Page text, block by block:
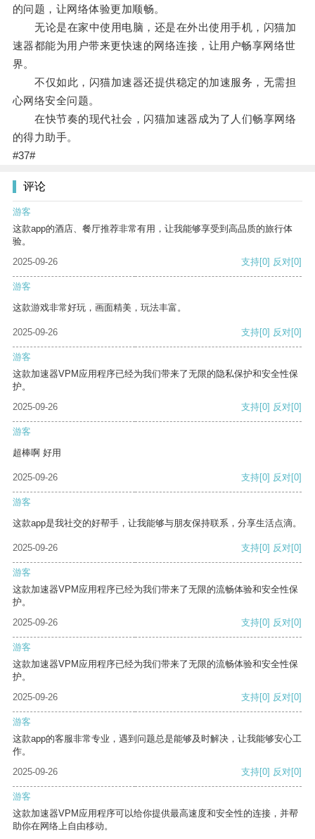
的问题，让网络体验更加顺畅。
无论是在家中使用电脑，还是在外出使用手机，闪猫加
速器都能为用户带来更快速的网络连接，让用户畅享网络世
界。
不仅如此，闪猫加速器还提供稳定的加速服务，无需担
心网络安全问题。
在快节奏的现代社会，闪猫加速器成为了人们畅享网络
的得力助手。
#37#
评论
游客
这款app的酒店、餐厅推荐非常有用，让我能够享受到高品质的旅行体
验。
2025-09-26
支持[0] 反对[0]
游客
这款游戏非常好玩，画面精美，玩法丰富。
2025-09-26 支持[0] 反对[0]
游客
这款加速器VPM应用程序已经为我们带来了无限的隐私保护和安全性保
护。
2025-09-26
支持[0] 反对[0]
游客
超棒啊 好用
2025-09-26 支持[0] 反对[0]
游客
这款app是我社交的好帮手，让我能够与朋友保持联系，分享生活点滴。
2025-09-26 支持[0] 反对[0]
游客
这款加速器VPM应用程序已经为我们带来了无限的流畅体验和安全性保
护。
2025-09-26
支持[0] 反对[0]
游客
这款加速器VPM应用程序已经为我们带来了无限的流畅体验和安全性保
护。
2025-09-26
支持[0] 反对[0]
游客
这款app的客服非常专业，遇到问题总是能够及时解决，让我能够安心工
作。
2025-09-26
支持[0] 反对[0]
游客
这款加速器VPM应用程序可以给你提供最高速度和安全性的连接，并帮
助你在网络上自由移动。